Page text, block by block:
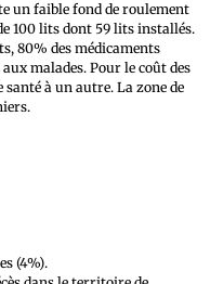
un faible fond de roulement
100 lits dont 59 lits installés.
80% des médicaments
malades. Pour le coût des
à un autre. La zone de
(4%).